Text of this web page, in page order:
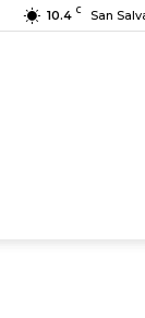
10.4 C San